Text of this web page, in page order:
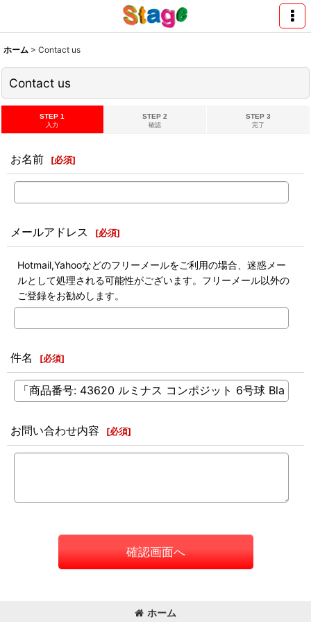
ホーム > Contact us
Contact us
STEP 1
入力
STEP 2
確認
STEP 3
完了
お名前 [必須]
メールアドレス [必須]
Hotmail,Yahooなどのフリーメールをご利用の場合、迷惑メー
ルとして処理される可能性がございます。フリーメール以外の
ご登録をお勧めします。
件名 [必須]
お問い合わせ内容 [必須]
確認画面へ
ホーム